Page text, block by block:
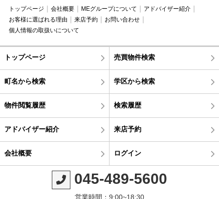
トップページ 会社概要 MEグループについて
アドバイザー紹介
お客様に選ばれる理由
来店予約
お問い合わせ
個人情報の取扱いについて
トップページ 売買物件検索
町名から検索 学区から検索
物件閲覧履歴 検索履歴
アドバイザー紹介 来店予約
会社概要 ログイン
045-489-5600
営業時間：9:00~18:30